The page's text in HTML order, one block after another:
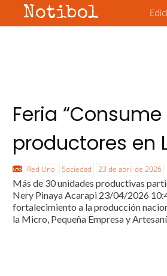
Notibol
Feria
productores en
Red Uno Sociedad 23 de abril de 2026
Más de 30 unidades productivas
Nery Pinaya Acarapi 23/04/2026
fortalecimiento a la producción
la Micro, Pequeña Empresa y